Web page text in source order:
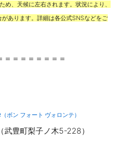
、天候に左右されます。状況により、
あります。詳細は各公式SNSなどをご
＝＝＝＝＝＝＝＝
（ボン フォート ヴォロンテ）
（武豊町梨子ノ木5-228）